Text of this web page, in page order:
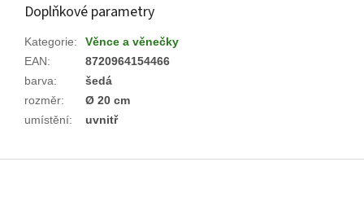
Doplňkové parametry
Kategorie:
Věnce a věnečky
EAN:
8720964154466
barva:
šedá
rozměr:
Ø 20 cm
umístění: uvnitř
Z